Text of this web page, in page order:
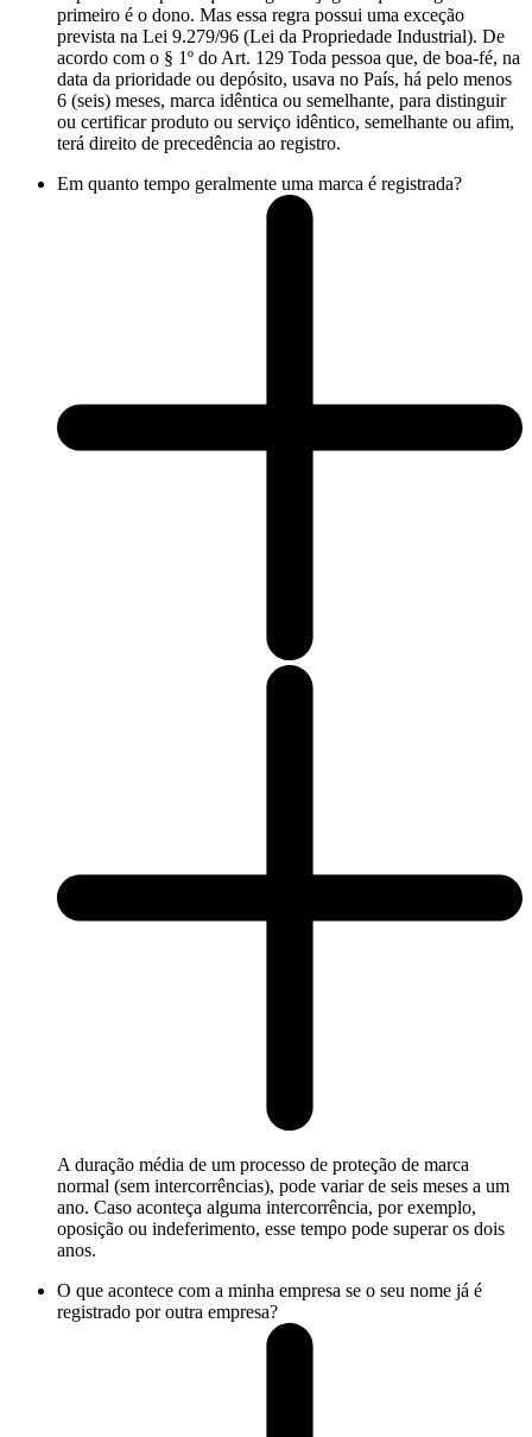
primeiro é o dono. Mas essa regra possui uma exceção
prevista na Lei 9.279/96 (Lei da Propriedade Industrial). De
acordo com o § 1º do Art. 129 Toda pessoa que, de boa-fé, na
data da prioridade ou depósito, usava no País, há pelo menos
6 (seis) meses, marca idêntica ou semelhante, para distinguir
ou certificar produto ou serviço idêntico, semelhante ou afim,
terá direito de precedência ao registro.
Em quanto tempo geralmente uma marca é registrada?
A duração média de um processo de proteção de marca
normal (sem intercorrências), pode variar de seis meses a um
ano. Caso aconteça alguma intercorrência, por exemplo,
oposição ou indeferimento, esse tempo pode superar os dois
anos.
O que acontece com a minha empresa se o seu nome já é
registrado por outra empresa?